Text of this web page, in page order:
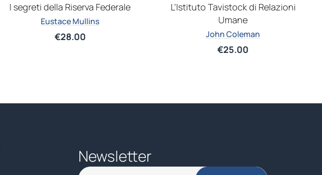
I segreti della Riserva Federale
Eustace Mullins
€28.00
L’Istituto Tavistock di Relazioni
Umane
John Coleman
€25.00
Newsletter